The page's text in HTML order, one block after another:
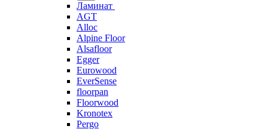
Ламинат
AGT
Alloc
Alpine Floor
Alsafloor
Egger
Eurowood
EverSense
floorpan
Floorwood
Kronotex
Pergo